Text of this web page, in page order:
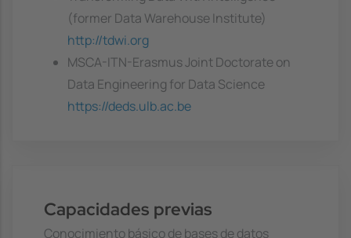
(former Data Warehouse Institute)
http://tdwi.org
MSCA-ITN-Erasmus Joint Doctorate on
Data Engineering for Data Science
https://deds.ulb.ac.be
Capacidades previas
Conocimiento básico de bases de datos